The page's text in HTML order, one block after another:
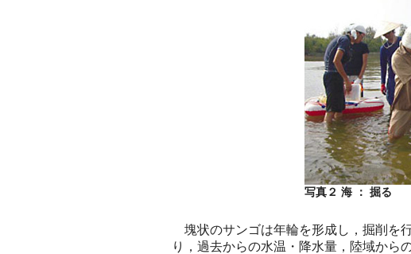
写真２ 海 ： 掘る
塊状のサンゴは年輪を形成し，掘削を
り，過去からの水温・降水量，陸域から